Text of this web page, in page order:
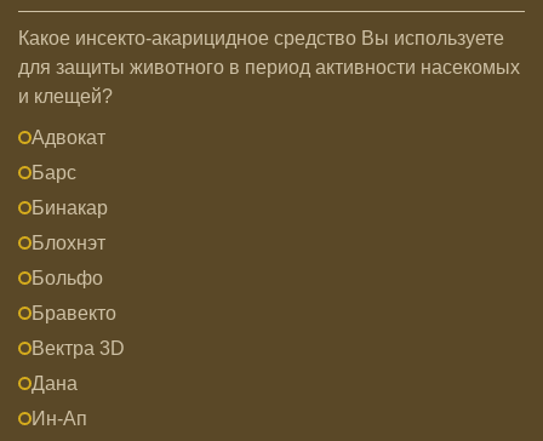
Какое инсекто-акарицидное средство Вы используете
для защиты животного в период активности насекомых
и клещей?
Адвокат
Барс
Бинакар
Блохнэт
Больфо
Бравекто
Вектра 3D
Дана
Ин-Ап